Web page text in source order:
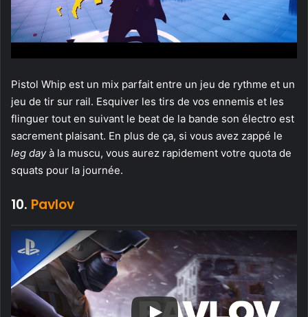
Pistol Whip est un mix parfait entre un jeu de rythme et un
jeu de tir sur rail. Esquiver les tirs de vos ennemis et les
flinguer tout en suivant le beat de la bande son électro est
sacrement plaisant. En plus de ça, si vous avez zappé le
leg dayà la muscu, vous aurez rapidement votre quota de
squats pour la journée.
10. Pavlov